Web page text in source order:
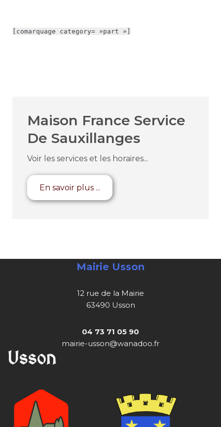
[comarquage category= »part »]
Maison France Service
De Sauxillanges
Voir les services et les horaires...
En savoir plus ...
Mairie Usson
12 rue de la Mairie
63490 Usson
04 73 71 05 90
mairie-usson@wanadoo.fr
Usson